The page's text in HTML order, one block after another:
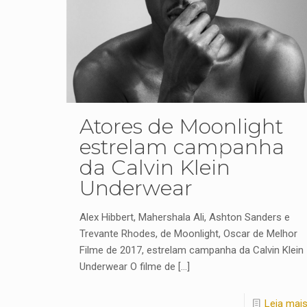
Atores de Moonlight
estrelam campanha
da Calvin Klein
Underwear
Alex Hibbert, Mahershala Ali, Ashton Sanders e
Trevante Rhodes, de Moonlight, Oscar de Melhor
Filme de 2017, estrelam campanha da Calvin Klein
Underwear O filme de […]
Leia